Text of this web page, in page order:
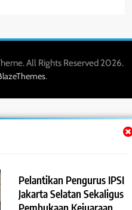
Pelantikan Pengurus IPSI
Jakarta Selatan Sekaligus
All Rights Reserved 2026.
.